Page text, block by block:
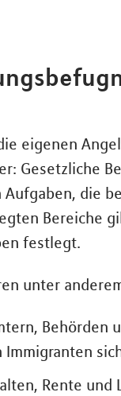
eigenen
Gesetzliche
die
Bereiche
festlegt.
unter
Behörden
Rente